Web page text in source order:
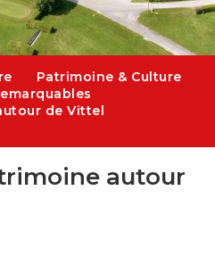
Patrimoine & Culture
de Vittel
autour